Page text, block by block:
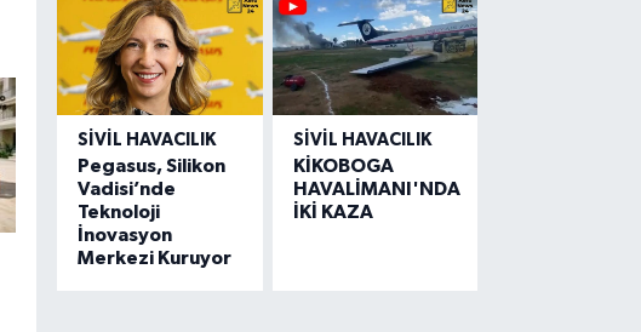
SIVIL HAVACILIK
Pegasus, Silikon
Vadisi’nde
Teknoloji
İnovasyon
Merkezi Kuruyor
SIVIL HAVACILIK
KİKOBOGA
HAVALİMANI'NDA
İKİ KAZA